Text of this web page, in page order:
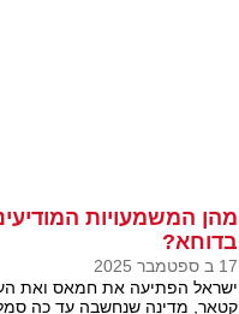
מהן המשמעויות
בדוחא?
17 ב ספטמבר 2025
ישראל הפתיעה את חמאס ואת
קטאר, מדינה שנחשבה עד כה סמל